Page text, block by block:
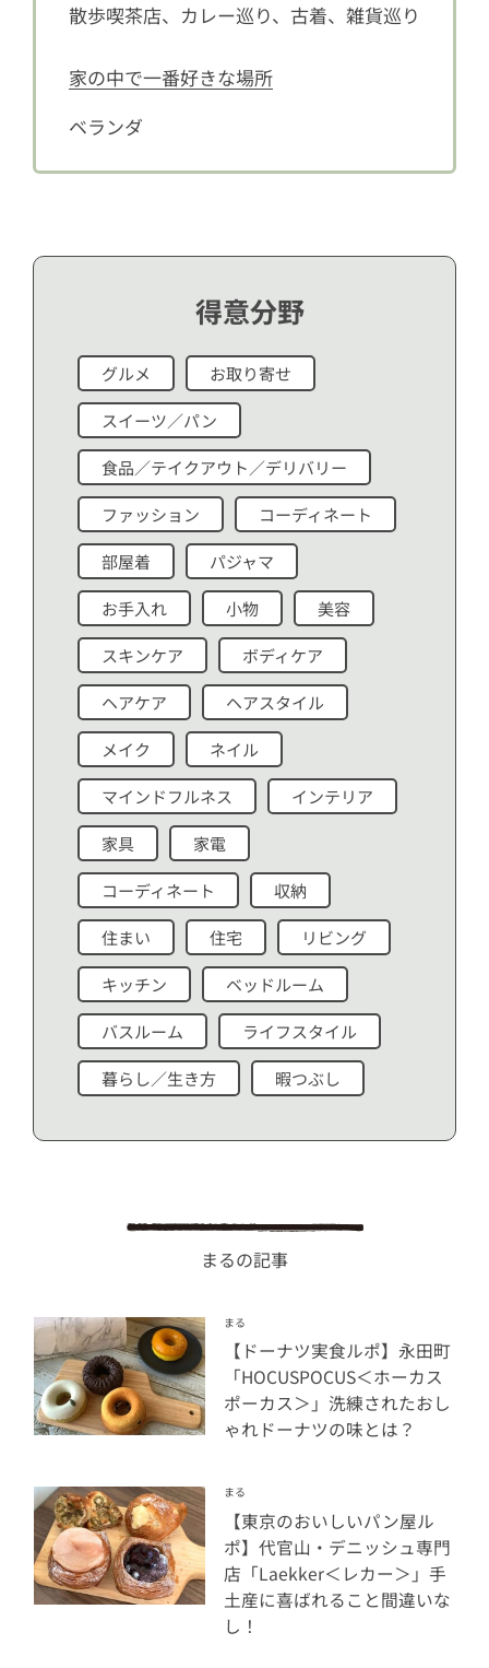
散歩喫茶店、カレー巡り、古着、雑貨巡り
家の中で一番好きな場所
ベランダ
得意分野
グルメ お取り寄せ
スイーツ／パン
食品／テイクアウト／デリバリー
ファッション コーディネート
部屋着 パジャマ
お手入れ 小物 美容
スキンケア ボディケア
ヘアケア ヘアスタイル
メイク ネイル
マインドフルネス インテリア
家具 家電
コーディネート 収納
住まい 住宅 リビング
キッチン ベッドルーム
バスルーム ライフスタイル
暮らし／生き方 暇つぶし
まるの記事
まる
【ドーナツ実食ルポ】永田町
「HOCUSPOCUS＜ホーカス
ポーカス＞」洗練されたおし
ゃれドーナツの味とは？
まる
【東京のおいしいパン屋ル
ポ】代官山・デニッシュ専門
店「Laekker＜レカー＞」手
土産に喜ばれること間違いな
し！